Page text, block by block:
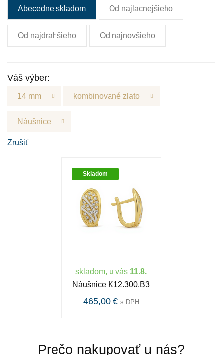
Abecedne skladom Od najlacnejšieho
Od najdrahšieho Od najnovšieho
Váš výber:
14 mm kombinované zlato
Náušnice
Zrušiť
Skladom
skladom, u vás 11.8.
Náušnice K12.300.B3
465,00 € s DPH
Prečo nakupovať u nás?